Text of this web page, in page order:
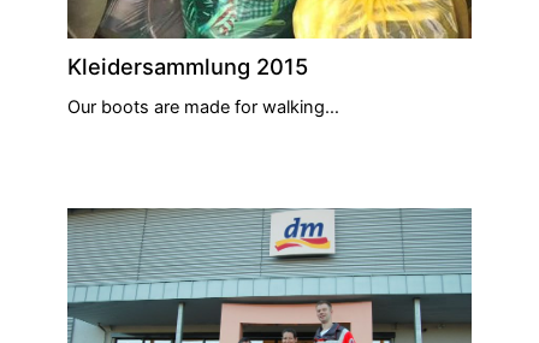
Kleidersammlung 2015
Our boots are made for walking…